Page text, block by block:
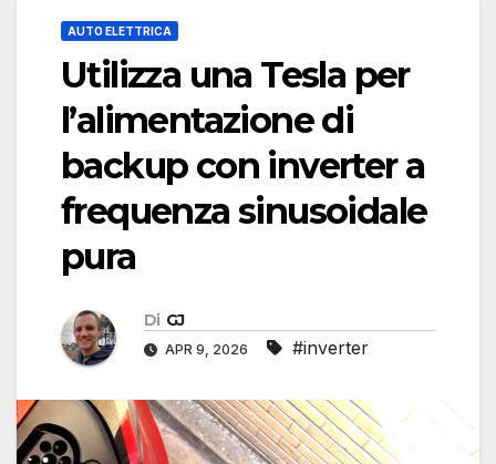
AUTO ELETTRICA
Utilizza una Tesla per
l’alimentazione di
backup con inverter a
frequenza sinusoidale
pura
Di GJ
APR 9, 2026 #inverter